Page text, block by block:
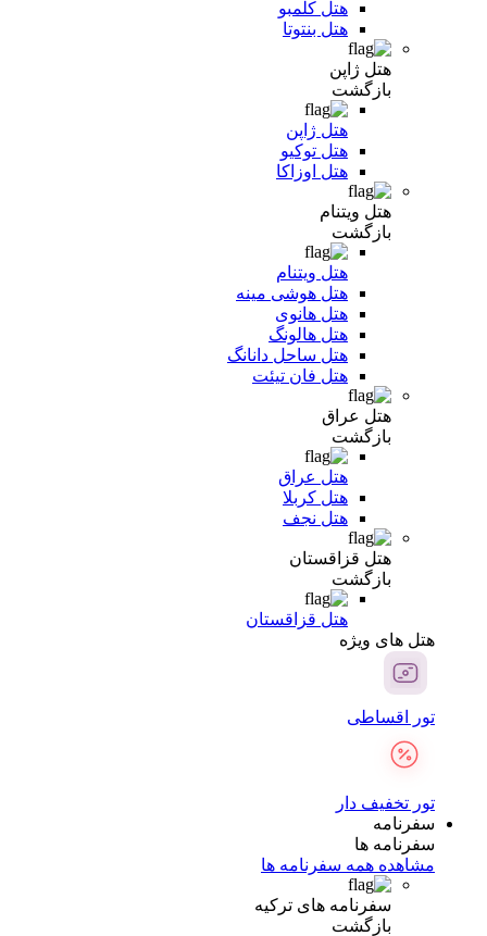
هتل کلمبو
هتل بنتوتا
هتل ژاپن
بازگشت
هتل ژاپن
هتل توکیو
هتل اوزاکا
هتل ویتنام
بازگشت
هتل ویتنام
هتل هوشی مینه
هتل هانوی
هتل هالونگ
هتل ساحل دانانگ
هتل فان تیئت
هتل عراق
بازگشت
هتل عراق
هتل کربلا
هتل نجف
هتل قزاقستان
بازگشت
هتل قزاقستان
هتل های ویژه
تور اقساطی
تور تخفیف دار
سفرنامه
سفرنامه ها
مشاهده همه سفرنامه ها
سفرنامه های ترکیه
بازگشت